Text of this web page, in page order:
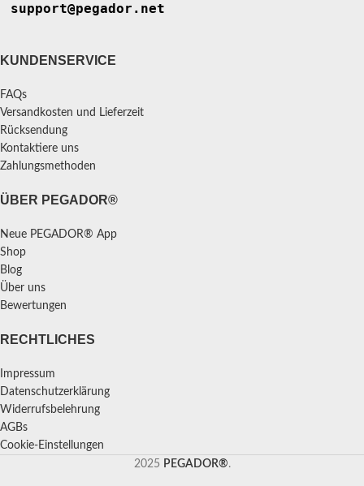
support@pegador.net
KUNDENSERVICE
FAQs
Versandkosten und Lieferzeit
Rücksendung
Kontaktiere uns
Zahlungsmethoden
ÜBER PEGADOR®
Neue PEGADOR® App
Shop
Blog
Über uns
Bewertungen
RECHTLICHES
Impressum
Datenschutzerklärung
Widerrufsbelehrung
AGBs
Cookie-Einstellungen
2025 PEGADOR®.